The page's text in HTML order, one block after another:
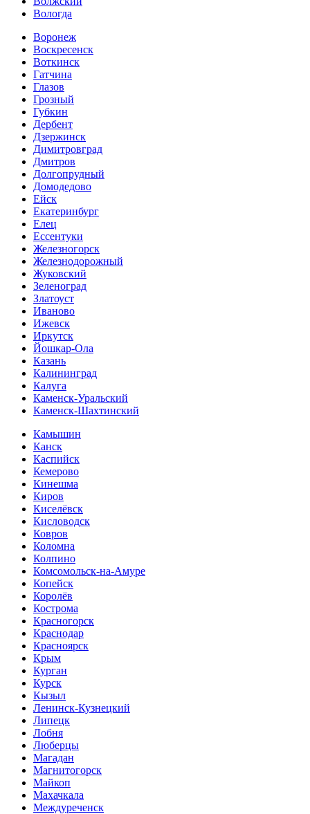
Вологда
Воронеж
Воскресенск
Воткинск
Гатчина
Глазов
Грозный
Губкин
Дербент
Дзержинск
Димитровград
Дмитров
Долгопрудный
Домодедово
Ейск
Екатеринбург
Елец
Ессентуки
Железногорск
Железнодорожный
Жуковский
Зеленоград
Златоуст
Иваново
Ижевск
Иркутск
Йошкар-Ола
Казань
Калининград
Калуга
Каменск-Уральский
Каменск-Шахтинский
Камышин
Канск
Каспийск
Кемерово
Кинешма
Киров
Киселёвск
Кисловодск
Ковров
Коломна
Колпино
Комсомольск-на-Амуре
Копейск
Королёв
Кострома
Красногорск
Краснодар
Красноярск
Крым
Курган
Курск
Кызыл
Ленинск-Кузнецкий
Липецк
Лобня
Люберцы
Магадан
Магнитогорск
Майкоп
Махачкала
Междуреченск